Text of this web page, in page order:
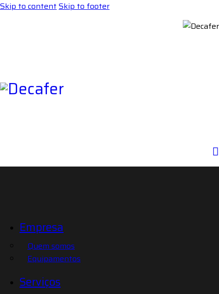
Skip to contentSkip to footer
Empresa
Quem somos
Equipamentos
Serviços